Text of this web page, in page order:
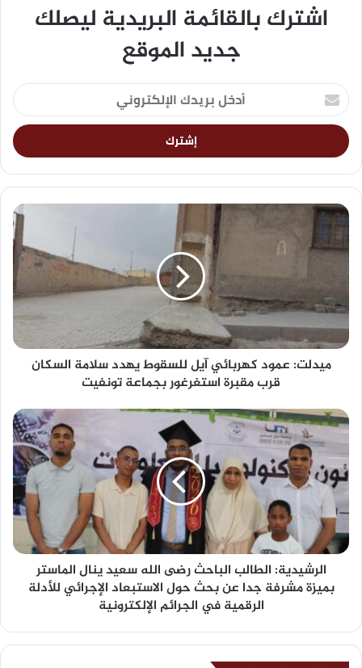
اشترك بالقائمة البريدية ليصلك
جديد الموقع
ميدلت: عمود كهربائي آيل للسقوط يهدد سلامة السكان
قرب مقبرة استغرغور بجماعة تونفيت
الرشيدية: الطالب الباحث رضى الله سعيد ينال الماستر
بميزة مشرفة جدا عن بحث حول الاستبعاد الإجرائي للأدلة
الرقمية في الجرائم الإلكترونية